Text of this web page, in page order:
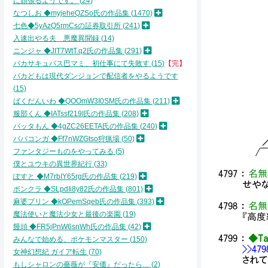
／
/￣
4797 ： 名
せや
4798 ： 名
『高
4799 ：
され
なつしお ◆myjeheQZSo氏の作品集 1470
七色◆5yAzQ5rmCsの証券取引所 241
入速出やる夫 悪魔異聞録 14
ニンジャ ◆JIT7WtT.q2氏の作品集 291
バカサキュバス巴マミ、初仕事にて失敗す 15 【完】
バカどもは現代ダンジョンで配信者をやるようです
15
ばくだんいわ ◆QOOmW3I0SM氏の作品集 211
服部くん ◆IATssf219I氏の作品集 208
バッタもん ◆4gZC26EETA氏の作品集 240
ババコンガ ◆Ff7nWZGtso狩猟場 50
ファンタジーものをやってみる 5
僕とユウキの異世界紀行 33
ぽすと ◆M7rbIY65rg氏の作品集 219
ボンクラ ◆SLpdIi8y82氏の作品集 801
麻婆プリン ◆kOPemSqeb氏の作品集 393
魔法使いと魔法少女と最後の楽園 19
饅頭 ◆FR5jPnW6snWh氏の作品集 42
みんなで始める、ポケモンマスター 150
女神幻想紀 ガイア転生 70
もしシャロンの薔薇が『安価』だったら… 2